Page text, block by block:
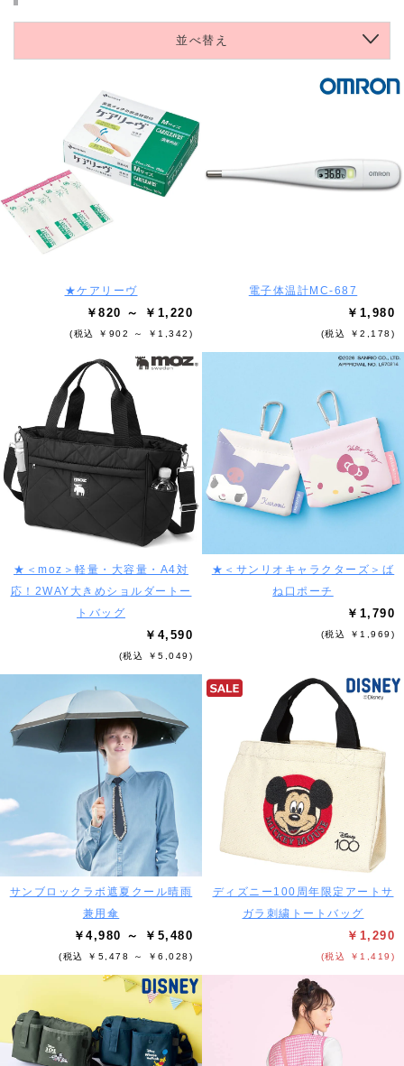
並べ替え
★ケアリーヴ
￥820 ～ ￥1,220
(税込 ￥902 ～ ￥1,342)
電子体温計MC-687
￥1,980
(税込 ￥2,178)
★＜moz＞軽量・大容量・A4対
応！2WAY大きめショルダートー
トバッグ
￥4,590
(税込 ￥5,049)
★＜サンリオキャラクターズ＞ば
ね口ポーチ
￥1,790
(税込 ￥1,969)
サンブロックラボ遮夏クール晴雨
兼用傘
￥4,980 ～ ￥5,480
(税込 ￥5,478 ～ ￥6,028)
ディズニー100周年限定アートサ
ガラ刺繍トートバッグ
￥1,290
(税込 ￥1,419)